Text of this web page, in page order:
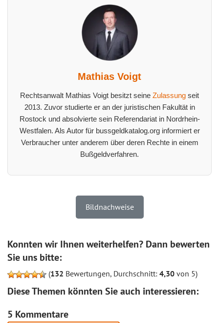
Mathias Voigt
Rechtsanwalt Mathias Voigt besitzt seine Zulassung seit
2013. Zuvor studierte er an der juristischen Fakultät in
Rostock und absolvierte sein Referendariat in Nordrhein-
Westfalen. Als Autor für bussgeldkatalog.org informiert er
Verbraucher unter anderem über deren Rechte in einem
Bußgeldverfahren.
Bildnachweise
Konnten wir Ihnen weiterhelfen? Dann bewerten
Sie uns bitte:
(132 Bewertungen, Durchschnitt: 4,30 von 5)
Diese Themen könnten Sie auch interessieren:
5 Kommentare